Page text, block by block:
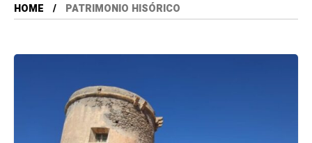
HOME PATRIMONIO HISÓRICO